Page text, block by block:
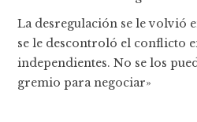
La desregulación se le volvió
se le descontroló el conflicto
independientes. No se los
gremio para negociar»